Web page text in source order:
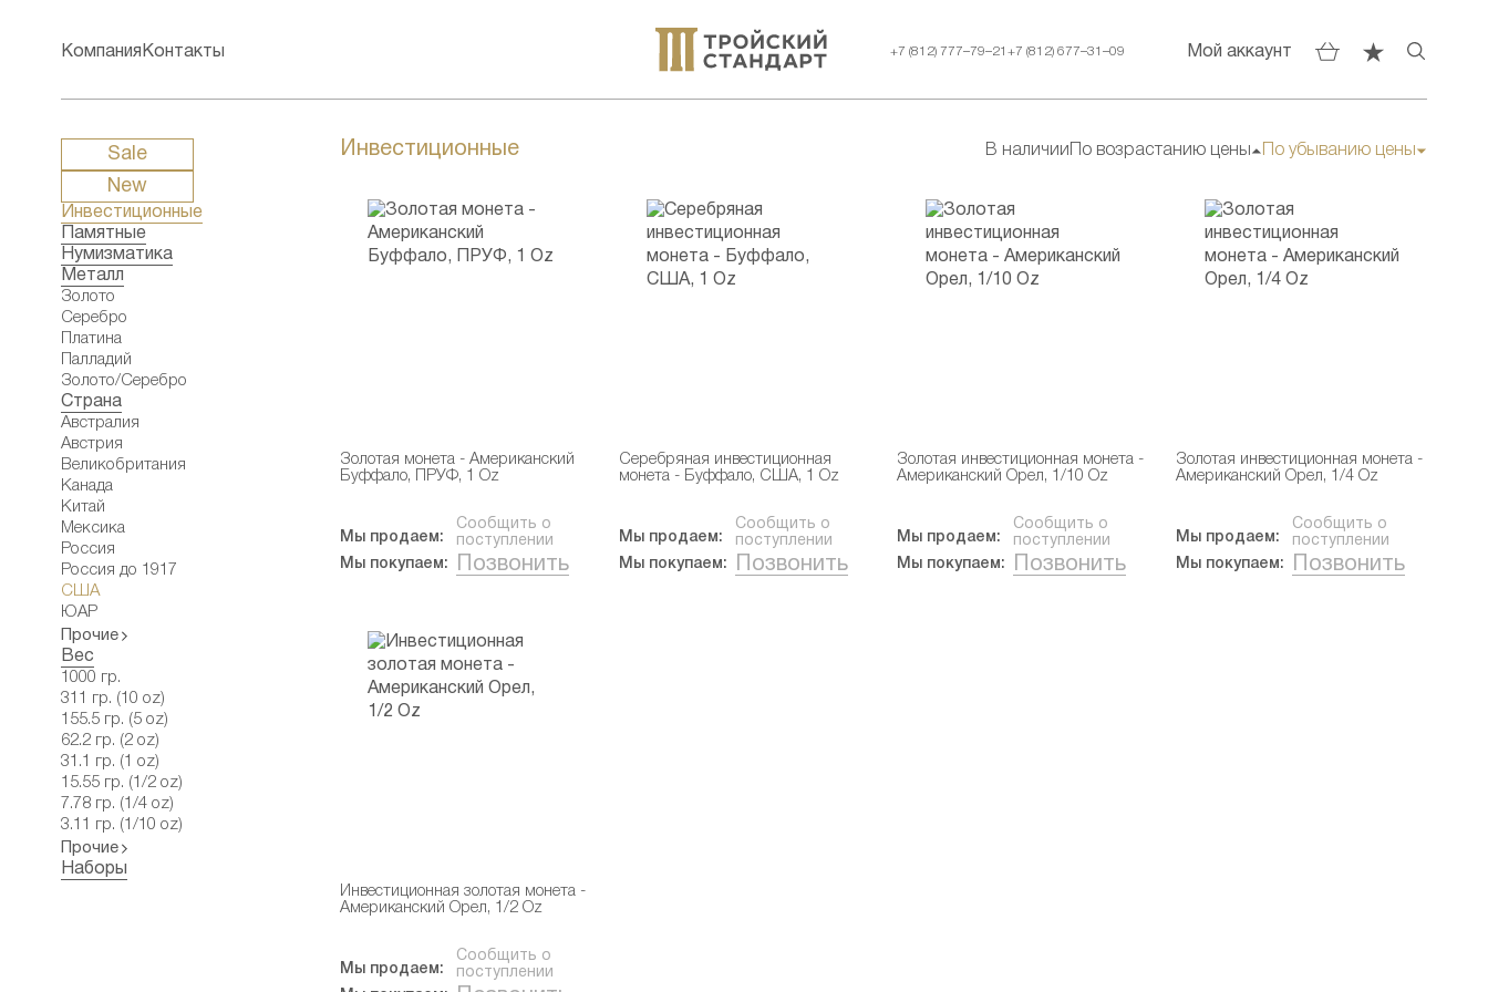
Компания Контакты +7 (812) 777–79–21+7 (812) 677–31–09 Мой аккаунт
Sale
New
Инвестиционные
Памятные
Нумизматика
Металл
Золото
Серебро
Платина
Палладий
Золото/Серебро
Страна
Австралия
Австрия
Великобритания
Канада
Китай
Мексика
Россия
Россия до 1917
США
ЮАР
Прочие
Вес
1000 гр.
311 гр. (10 oz)
155.5 гр. (5 oz)
62.2 гр. (2 oz)
31.1 гр. (1 oz)
15.55 гр. (1/2 oz)
7.78 гр. (1/4 oz)
3.11 гр. (1/10 oz)
Прочие
Наборы
Инвестиционные В наличии По возрастанию цены По убыванию цены
Золотая монета - Американский
Буффало, ПРУФ, 1 Oz
Мы продаем:
Сообщить о
поступлении
Мы покупаем:
Позвонить
Серебряная инвестиционная
монета - Буффало, США, 1 Oz
Мы продаем:
Сообщить о
поступлении
Мы покупаем:
Позвонить
Золотая инвестиционная монета -
Американский Орел, 1/10 Oz
Мы продаем:
Сообщить о
поступлении
Мы покупаем:
Позвонить
Золотая инвестиционная монета -
Американский Орел, 1/4 Oz
Мы продаем:
Сообщить о
поступлении
Мы покупаем:
Позвонить
Инвестиционная золотая монета -
Американский Орел, 1/2 Oz
Мы продаем:
Сообщить о
поступлении